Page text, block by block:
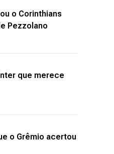
o Corinthians
Pezzolano
que merece
o Grêmio acertou